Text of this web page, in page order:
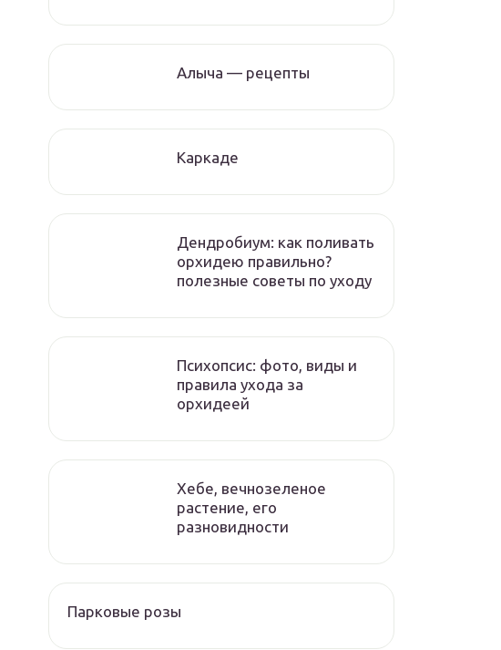
Алыча — рецепты
Каркаде
Дендробиум: как поливать
орхидею правильно?
полезные советы по уходу
Психопсис: фото, виды и
правила ухода за
орхидеей
Хебе, вечнозеленое
растение, его
разновидности
Парковые розы